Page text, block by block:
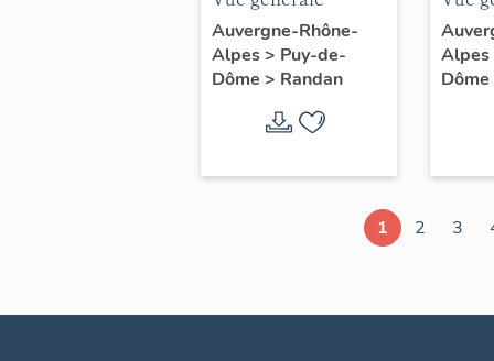
des domaines
de Randan et de
Montpensier"
Auvergne-Rhône-
Alpes> Puy-de-
Dôme > Randan
des
de
Alpes
Dôme
1 2 3